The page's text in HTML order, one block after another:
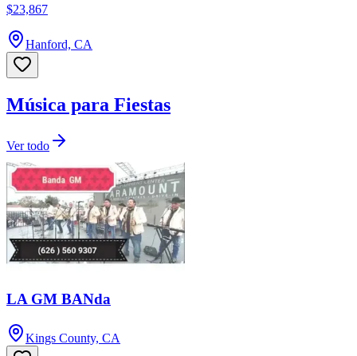
$23,867
Hanford, CA
Música para Fiestas
Ver todo
LA GM BANda
Kings County, CA